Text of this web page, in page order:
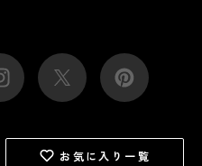
お気に入り一覧